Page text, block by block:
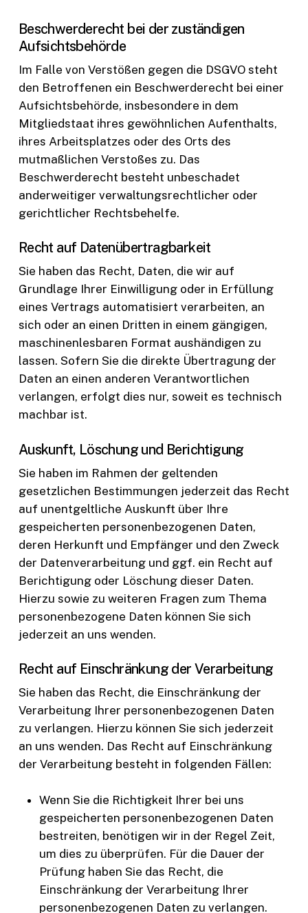
Beschwerde­recht bei der zuständigen
Aufsichts­behörde
Im Falle von Verstößen gegen die DSGVO steht
den Betroffenen ein Beschwerderecht bei einer
Aufsichtsbehörde, insbesondere in dem
Mitgliedstaat ihres gewöhnlichen Aufenthalts,
ihres Arbeitsplatzes oder des Orts des
mutmaßlichen Verstoßes zu. Das
Beschwerderecht besteht unbeschadet
anderweitiger verwaltungsrechtlicher oder
gerichtlicher Rechtsbehelfe.
Recht auf Daten­übertrag­barkeit
Sie haben das Recht, Daten, die wir auf
Grundlage Ihrer Einwilligung oder in Erfüllung
eines Vertrags automatisiert verarbeiten, an
sich oder an einen Dritten in einem gängigen,
maschinenlesbaren Format aushändigen zu
lassen. Sofern Sie die direkte Übertragung der
Daten an einen anderen Verantwortlichen
verlangen, erfolgt dies nur, soweit es technisch
machbar ist.
Auskunft, Löschung und Berichtigung
Sie haben im Rahmen der geltenden
gesetzlichen Bestimmungen jederzeit das Recht
auf unentgeltliche Auskunft über Ihre
gespeicherten personenbezogenen Daten,
deren Herkunft und Empfänger und den Zweck
der Datenverarbeitung und ggf. ein Recht auf
Berichtigung oder Löschung dieser Daten.
Hierzu sowie zu weiteren Fragen zum Thema
personenbezogene Daten können Sie sich
jederzeit an uns wenden.
Recht auf Einschränkung der Verarbeitung
Sie haben das Recht, die Einschränkung der
Verarbeitung Ihrer personenbezogenen Daten
zu verlangen. Hierzu können Sie sich jederzeit
an uns wenden. Das Recht auf Einschränkung
der Verarbeitung besteht in folgenden Fällen:
Wenn Sie die Richtigkeit Ihrer bei uns
gespeicherten personenbezogenen Daten
bestreiten, benötigen wir in der Regel Zeit,
um dies zu überprüfen. Für die Dauer der
Prüfung haben Sie das Recht, die
Einschränkung der Verarbeitung Ihrer
personenbezogenen Daten zu verlangen.